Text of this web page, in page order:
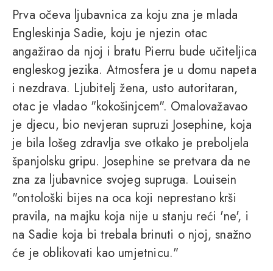
Prva očeva ljubavnica za koju zna je mlada
Engleskinja Sadie, koju je njezin otac
angažirao da njoj i bratu Pierru bude učiteljica
engleskog jezika. Atmosfera je u domu napeta
i nezdrava. Ljubitelj žena, usto autoritaran,
otac je vladao "kokošinjcem". Omalovažavao
je djecu, bio nevjeran supruzi Josephine, koja
je bila lošeg zdravlja sve otkako je preboljela
španjolsku gripu. Josephine se pretvara da ne
zna za ljubavnice svojeg supruga. Louisein
"ontološki bijes na oca koji neprestano krši
pravila, na majku koja nije u stanju reći 'ne', i
na Sadie koja bi trebala brinuti o njoj, snažno
će je oblikovati kao umjetnicu."